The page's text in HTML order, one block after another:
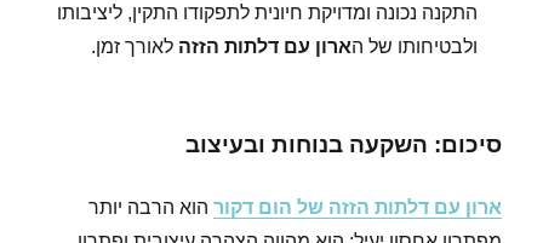
התקנה נכונה ומדויקת חיונית לתפקודו התקין, ליציבותו
ולבטיחותו של הארון עם דלתות הזזה לאורך זמן.
סיכום: השקעה בנוחות ובעיצוב
ארון עם דלתות הזזה של הום דקור הוא הרבה יותר